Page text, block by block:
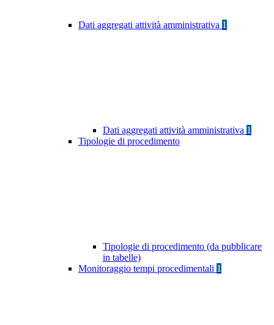
Dati aggregati attività amministrativa 1
Dati aggregati attività amministrativa 1
Tipologie di procedimento
Tipologie di procedimento (da pubblicare
in tabelle)
Monitoraggio tempi procedimentali 1